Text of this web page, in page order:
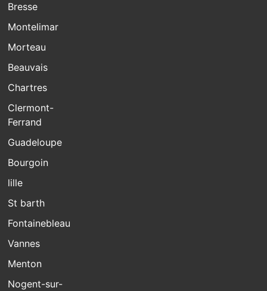
Bresse
Montelimar
Morteau
Beauvais
Chartres
Clermont-
Ferrand
Guadeloupe
Bourgoin
lille
St barth
Fontainebleau
Vannes
Menton
Nogent-sur-